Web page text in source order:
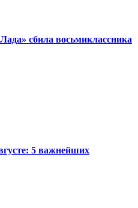
сбила восьмиклассника
5 важнейших